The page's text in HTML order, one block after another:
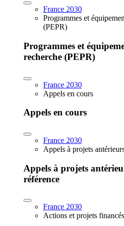
France 2030
Programmes et
(PEPR)
Programmes et
recherche (PEPR)
France 2030
Appels en cours
Appels en cours
France 2030
Appels à projets
Appels à projets
référence
France 2030
Actions et projets financés